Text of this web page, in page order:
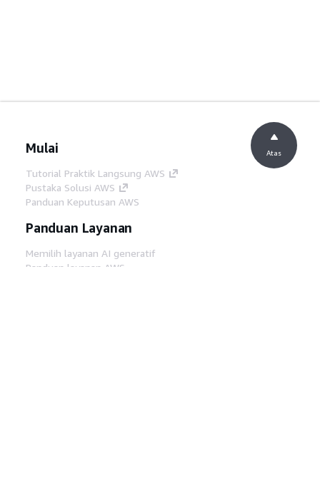
Mulai
Tutorial Praktik Langsung AWS
Pustaka Solusi AWS
Panduan Keputusan AWS
Panduan Layanan
Memilih layanan AI generatif
Panduan layanan AWS
Atas